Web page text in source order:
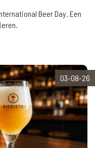
Beer Day. Een
03-08-26